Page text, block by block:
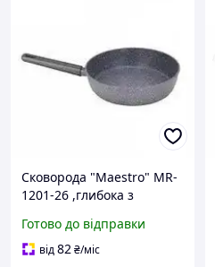
Сковорода "Maestro" MR-
1201-26 ,глибока з
антипригарним
покриттям Ø26 см з
Готово до відправки
від82₴/міс